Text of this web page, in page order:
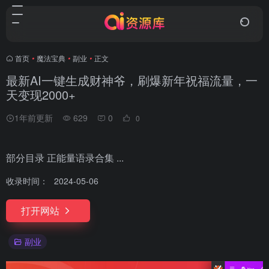
首页 • 魔法宝典 • 副业 • 正文
最新AI一键生成财神爷，刷爆新年祝福流量，一
天变现2000+
1年前更新 629 0 0
部分目录 正能量语录合集 ...
收录时间： 2024-05-06
打开网站
副业